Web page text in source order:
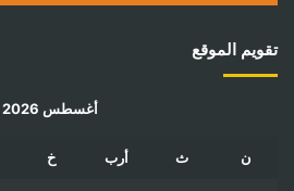
تقويم الموقع
أغسطس 2026
ن ث أرب خ